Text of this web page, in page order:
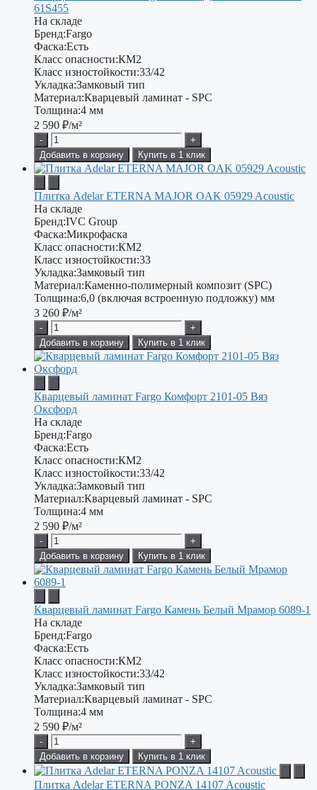
61S455
На складе
Бренд:Fargo
Фаска:Есть
Класс опасности:КМ2
Класс изностойкости:33/42
Укладка:Замковый тип
Материал:Кварцевый ламинат - SPC
Толщина:4 мм
2 590 ₽/м²
-
+
Добавить в корзину
Купить в 1 клик
Плитка Adelar ETERNA MAJOR OAK 05929 Acoustic
На складе
Бренд:IVC Group
Фаска:Микрофаска
Класс опасности:КМ2
Класс изностойкости:33
Укладка:Замковый тип
Материал:Каменно-полимерный композит (SPC)
Толщина:6,0 (включая встроенную подложку) мм
3 260 ₽/м²
-
+
Добавить в корзину
Купить в 1 клик
Кварцевый ламинат Fargo Комфорт 2101-05 Вяз
Оксфорд
На складе
Бренд:Fargo
Фаска:Есть
Класс опасности:КМ2
Класс изностойкости:33/42
Укладка:Замковый тип
Материал:Кварцевый ламинат - SPC
Толщина:4 мм
2 590 ₽/м²
-
+
Добавить в корзину
Купить в 1 клик
Кварцевый ламинат Fargo Камень Белый Мрамор 6089-1
На складе
Бренд:Fargo
Фаска:Есть
Класс опасности:КМ2
Класс изностойкости:33/42
Укладка:Замковый тип
Материал:Кварцевый ламинат - SPC
Толщина:4 мм
2 590 ₽/м²
-
+
Добавить в корзину
Купить в 1 клик
Плитка Adelar ETERNA PONZA 14107 Acoustic